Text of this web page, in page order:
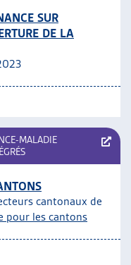
SUR
DE LA
MALADIE
cantonaux de
pour les cantons